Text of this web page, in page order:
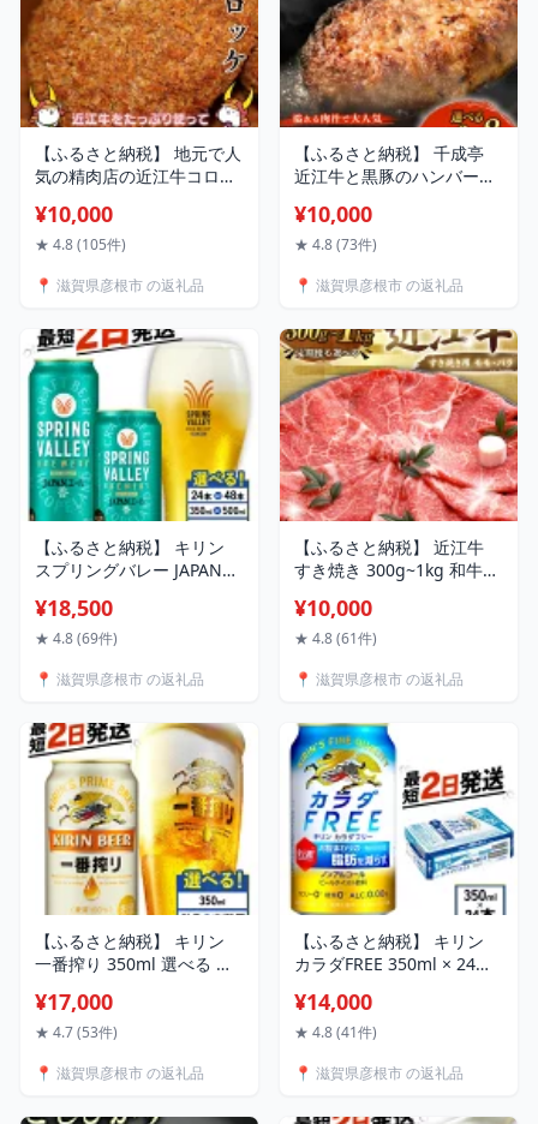
【ふるさと納税】 地元で人
気の精肉店の近江牛コロッ
ルメ コロッケ 冷凍 冷凍コ
ロッケ 食品 食べ物 冷凍食
惣菜 近江牛肉
¥10,000
★ 4.8 (105件)
📍 滋賀県彦根市 の返礼品
【ふるさと納税】 千成亭
近江牛と黒豚のハンバーグ
グ 黒毛和牛 近江牛 近江牛
ハンバーグ ソース付き 個
グ 牛肉 国産 冷凍 ブランド
リスマス お歳暮 彦根 滋賀
¥10,000
★ 4.8 (73件)
📍 滋賀県彦根市 の返礼品
【ふるさと納税】 キリン
スプリングバレー JAPANエ
350ml 500ml 24本 48本 ジ
ャパンエール 香 定期便 ク
ビール 3回 6回 9回 12回 お
ギフト 贈答 滋賀 彦根
¥18,500
★ 4.8 (69件)
📍 滋賀県彦根市 の返礼品
【ふるさと納税】 近江牛
すき焼き 300g~1kg 和牛
フト お歳暮 牛肉 すき焼き
用 すき焼き用肉 すき焼き
2~6人前 3回定期便 定期便
希少 彦根 滋賀 老舗近江牛
専門店千成亭
¥10,000
★ 4.8 (61件)
📍 滋賀県彦根市 の返礼品
【ふるさと納税】 キリン
一番搾り 350ml 選べる 回
キリンビール 1番絞り いち
ばんしぼり 麒麟 KIRIN お
バーベキュー 晩酌 定番 キ
¥17,000
★ 4.7 (53件)
📍 滋賀県彦根市 の返礼品
【ふるさと納税】 キリン
カラダFREE 350ml × 24本
ル 麒麟 KIRIN 350 24 ノン
アル ノンアルコールビール
ン 缶ビール beer BBQ バー
¥14,000
★ 4.8 (41件)
📍 滋賀県彦根市 の返礼品